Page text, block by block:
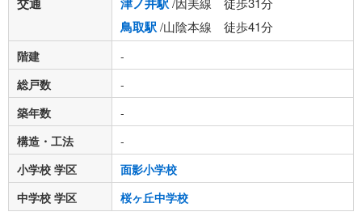
鳥取駅/山陰本線 徒歩41分
階建
-
総戸数
-
築年数
-
構造・工法
-
小学校 学区
面影小学校
中学校 学区
桜ヶ丘中学校